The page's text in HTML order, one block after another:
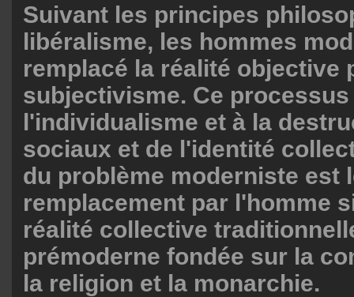
Suivant les principes
libéralisme, les hommes
remplacé la réalité objective
subjectivisme. Ce
l'individualisme et à la
sociaux et de l'identité
du problème moderniste est
remplacement par l'homme
réalité collective
prémoderne fondée sur la
la religion et la monarchie.